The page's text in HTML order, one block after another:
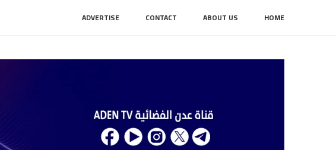
HOME
ABOUT US
CONTACT
ADVERTISE